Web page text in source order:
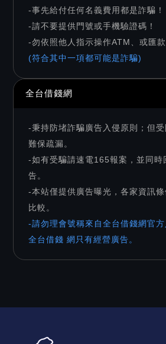
-事先給付任何名義費用都是詐騙！
-請不要提供門號或手機驗證碼！
-勿依照他人指示操作ATM、或匯款
(符合其中一項都可能是詐騙)
全台借錢網
-秉持防堵詐騙廣告入侵原則；但受
難保疏漏。
-如有受騙請速電165報案，並同時
告。
-本站僅提供廣告曝光，各家資訊
比較。
-請勿理會號稱來自全台借錢網官方
全台借錢 網只有經營廣告。